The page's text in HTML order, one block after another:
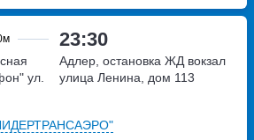
23:30
ул.
Адлер, остановка ЖД вокзал
улица Ленина, дом 113